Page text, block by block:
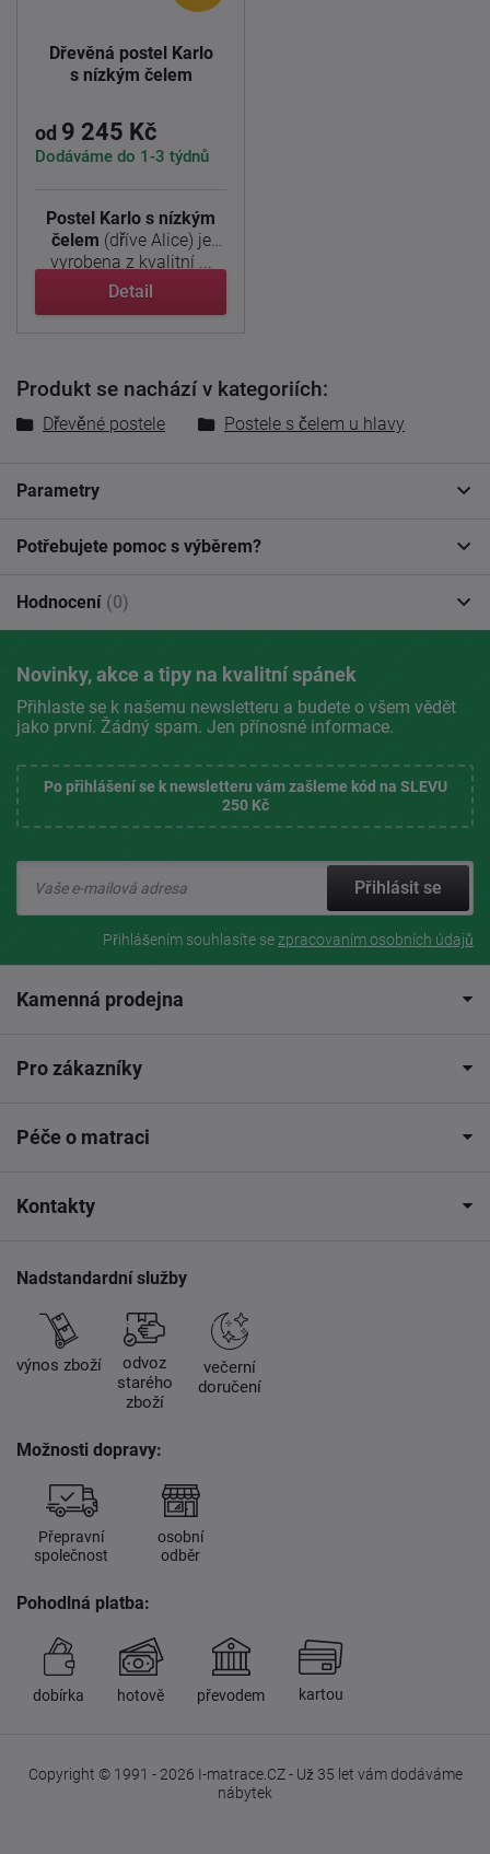
Dřevěná postel Karlo
s nízkým čelem
od 9 245 Kč
Dodáváme do 1-3 týdnů
Postel Karlo s nízkým
čelem (dříve Alice) je
vyrobena z kvalitní ...
Detail
Produkt se nachází v kategoriích:
Dřevěné postele Postele s čelem u hlavy
Parametry
Potřebujete pomoc s výběrem?
Hodnocení (0)
Novinky, akce a tipy na kvalitní spánek
Přihlaste se k našemu newsletteru a budete o všem vědět
jako první. Žádný spam. Jen přínosné informace.
Po přihlášení se k newsletteru vám zašleme kód na SLEVU
250 Kč
Přihlásit se
Přihlášením souhlasíte sezpracovaním osobních údajů
Kamenná prodejna
Pro zákazníky
Péče o matraci
Kontakty
Nadstandardní služby
výnos zboží
odvoz
starého
zboží
večerní
doručení
Možnosti dopravy:
Přepravní
společnost
osobní
odběr
Pohodlná platba:
dobírka hotově převodem kartou
Copyright © 1991 - 2026 I-matrace.CZ - Už 35 let vám dodáváme
nábytek